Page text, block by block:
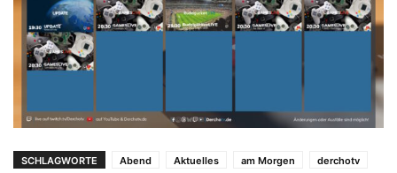
SCHLAGWORTE Abend Aktuelles am Morgen
derchotv